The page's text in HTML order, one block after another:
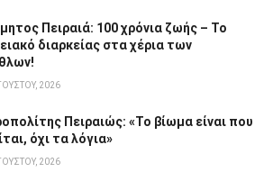
Πειραιά: 100 χρόνια ζωής – Το
διαρκείας στα χέρια των
2026
Πειραιώς: «Το βίωμα είναι που
όχι τα λόγια»
2026